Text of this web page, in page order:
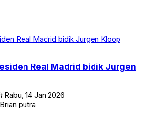
Real Madrid bidik Jurgen
Rabu, 14 Jan 2026
putra